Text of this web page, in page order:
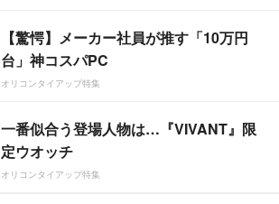
【驚愕】メーカー社員が推す「10万円
台」神コスパPC
オリコンタイアップ特集
一番似合う登場人物は…『VIVANT』限
定ウオッチ
オリコンタイアップ特集